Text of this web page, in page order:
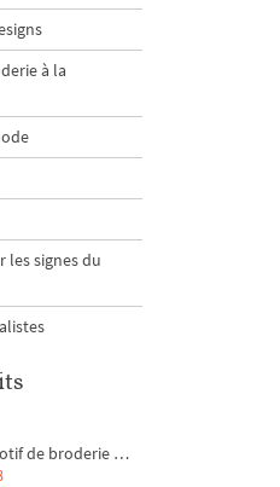
à la
les signes du
Motif de broderie machine Branche de sapin et carottes - 4 tailles